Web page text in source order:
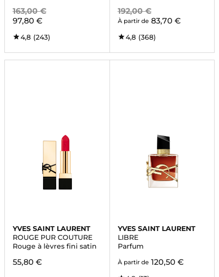
163,00 €
97,80 €
4,8 (243)
192,00 €
À partir de 83,70 €
4,8 (368)
YVES SAINT LAURENT
ROUGE PUR COUTURE
Rouge à lèvres fini satin
55,80 €
YVES SAINT LAURENT
LIBRE
Parfum
À partir de 120,50 €